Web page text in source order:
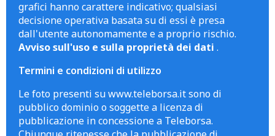
grafici hanno carattere indicativo; qualsiasi
decisione operativa basata su di essi è presa
dall'utente autonomamente e a proprio rischio.
Avviso sull'uso e sulla proprietà dei dati .
Termini e condizioni di utilizzo
Le foto presenti su www.teleborsa.it sono di
pubblico dominio o soggette a licenza di
pubblicazione in concessione a Teleborsa.